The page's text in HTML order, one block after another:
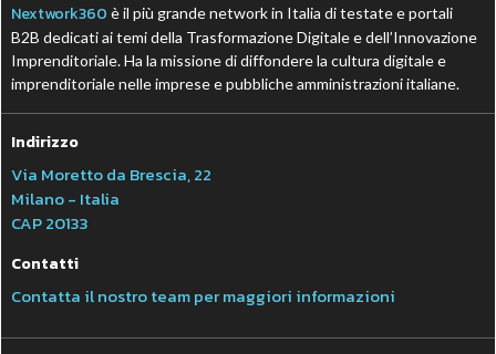
Nextwork360 è il più grande network in Italia di testate e portali
B2B dedicati ai temi della Trasformazione Digitale e dell’Innovazione
Imprenditoriale. Ha la missione di diffondere la cultura digitale e
imprenditoriale nelle imprese e pubbliche amministrazioni italiane.
Indirizzo
Via Moretto da Brescia, 22
Milano - Italia
CAP 20133
Contatti
Contatta il nostro team per maggiori informazioni